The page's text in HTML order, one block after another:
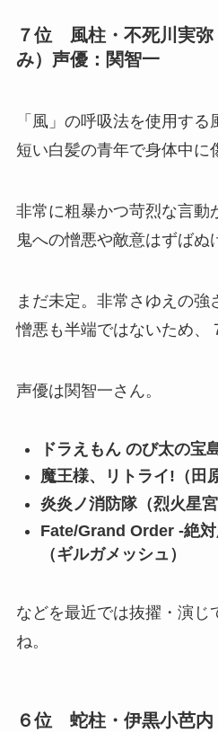
７位 風柱・不死川実弥
み）声優：関智一
「風」の呼吸法を使用する
短い白髪の青年で身体中に
非常に粗暴かつ苛烈な言動
鬼への憎悪や敵意はずばぬ
まだ未定。非常さゆえの強
憎悪も半端ではないため、
声優は関智一さん。
ドラえもん のび太の宝
魔王様、リトライ!（田
炎炎ノ消防隊（烈火星宮
Fate/Grand Order -絶
（ギルガメッシュ）
などを最近では抜擢・演じ
ね。
６位 蛇柱・伊黒小芭内